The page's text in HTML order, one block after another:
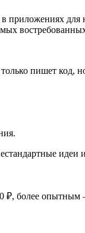
приложениях
пишет код,
идеи
более